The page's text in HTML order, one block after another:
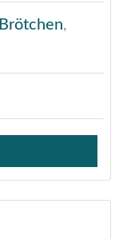
Brötchen,